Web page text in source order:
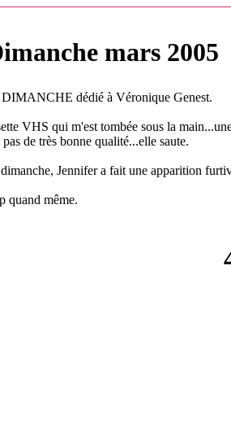
mars 2005
dédié à Véronique Genest.
VHS qui m'est tombée sous la
de très bonne qualité...elle saute.
Jennifer a fait une apparition
quand même.